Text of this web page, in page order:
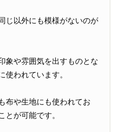
じ以外にも模様がないのが
象や雰囲気を出すものとな
使われています。
布や生地にも使われてお
とが可能です。